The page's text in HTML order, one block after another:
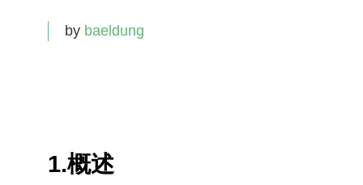
by baeldung
1.概述